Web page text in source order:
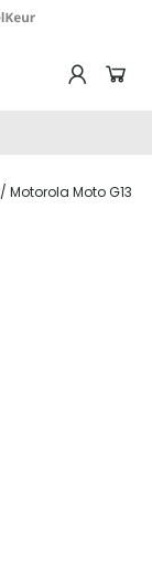
/ Motorola Moto G13